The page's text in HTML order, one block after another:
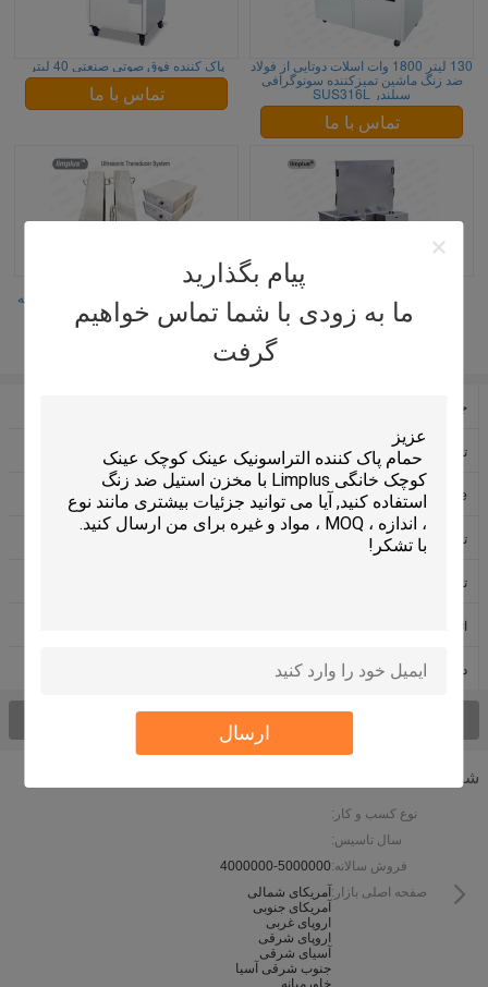
پیام بگذارید
ما به زودی با شما تماس خواهیم
گرفت
ارسال
پاک کننده فوق صوتی صنعتی 40 لیتر
تماس با ما
130 لیتر 1800 وات اسلات دوتایی از فولاد
ضد زنگ ماشین تمیزکننده سونوگرافی
سیلندر SUS316L
تماس با ما
جعبه مبدل التراسونیک سونوگرافی
SUS316L با دسته کنترل جداگانه جداگانه
تماس با ما
720L صنعتی تمیز کردن دیزل تزریق
التراسونیک با سیستم فیلتر روغن
تماس با ما
جدول تمیز کننده التراسونیک بالا
تمیز کردن ماشین آلات التراسونیک شستوشوی التراسونیک دیجیتال
Immersible مبدل التراسونیک تمیز کننده التراسونیک خودرو
تمیز کردن سیستم التراسونیک شستوشوی التراسونیک باشگاه گلف
تمیز کننده التراسونیک سفارشی
اتومبیل ضبط داده
دستگاه ضدعفونی کننده کولر گازی
همه محصولات
شرکت اطلاعات
نوع کسب و کار:
سال تاسیس:
فروش سالانه:4000000-5000000
صفحه اصلی بازار: آمریکای شمالی
آمریکای جنوبی
اروپای غربی
اروپای شرقی
آسیای شرقی
جنوب شرقی آسیا
خاورمیانه